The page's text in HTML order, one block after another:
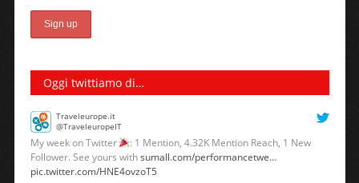
Oggi twittiamo di…
Traveleurope.it
@TraveleuropeIT
My week on Twitter
: 1 Mention, 4.32K Mention Reach, 1 New
Follower. See yours withsumall.com/performancetwe…
pic.twitter.com/HNE4ovzoT5